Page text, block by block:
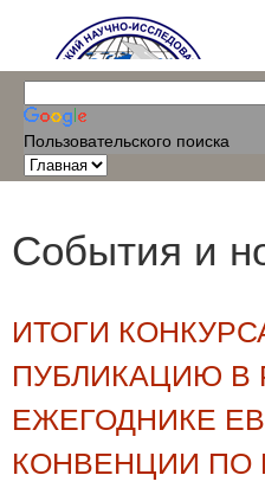
Пользовательского поиска
События и
ИТОГИ
ПУБЛИКАЦИЮ В
ЕЖЕГОДНИКЕ
КОНВЕНЦИИ ПО